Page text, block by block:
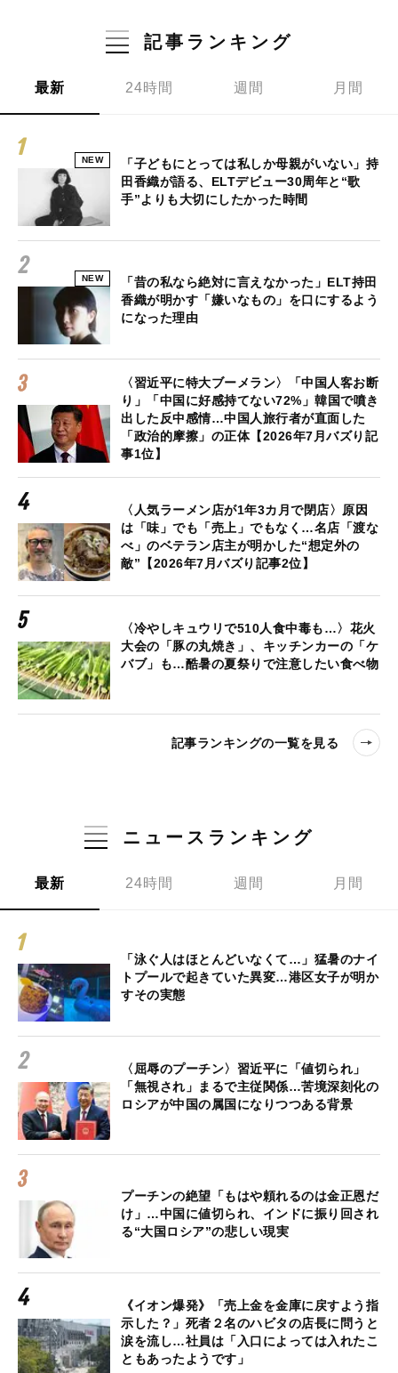
記事ランキング
最新 24時間 週間 月間
NEW
「子どもにとっては私しか母親がいない」持
田香織が語る、ELTデビュー30周年と“歌
手”よりも大切にしたかった時間
NEW
「昔の私なら絶対に言えなかった」ELT持田
香織が明かす「嫌いなもの」を口にするよう
になった理由
〈習近平に特大ブーメラン〉「中国人客お断
り」「中国に好感持てない72%」韓国で噴き
出した反中感情…中国人旅行者が直面した
「政治的摩擦」の正体【2026年7月バズり記
事1位】
〈人気ラーメン店が1年3カ月で閉店〉原因
は「味」でも「売上」でもなく…名店「渡な
べ」のベテラン店主が明かした“想定外の
敵”【2026年7月バズり記事2位】
〈冷やしキュウリで510人食中毒も…〉花火
大会の「豚の丸焼き」、キッチンカーの「ケ
バブ」も…酷暑の夏祭りで注意したい食べ物
記事ランキングの一覧を見る
ニュースランキング
最新 24時間 週間 月間
「泳ぐ人はほとんどいなくて…」猛暑のナイ
トプールで起きていた異変…港区女子が明か
すその実態
〈屈辱のプーチン〉習近平に「値切られ」
「無視され」まるで主従関係…苦境深刻化の
ロシアが中国の属国になりつつある背景
プーチンの絶望「もはや頼れるのは金正恩だ
け」…中国に値切られ、インドに振り回され
る“大国ロシア”の悲しい現実
《イオン爆発》「売上金を金庫に戻すよう指
示した？」死者２名のハビタの店長に問うと
涙を流し…社員は「入口によっては入れたこ
ともあったようです」